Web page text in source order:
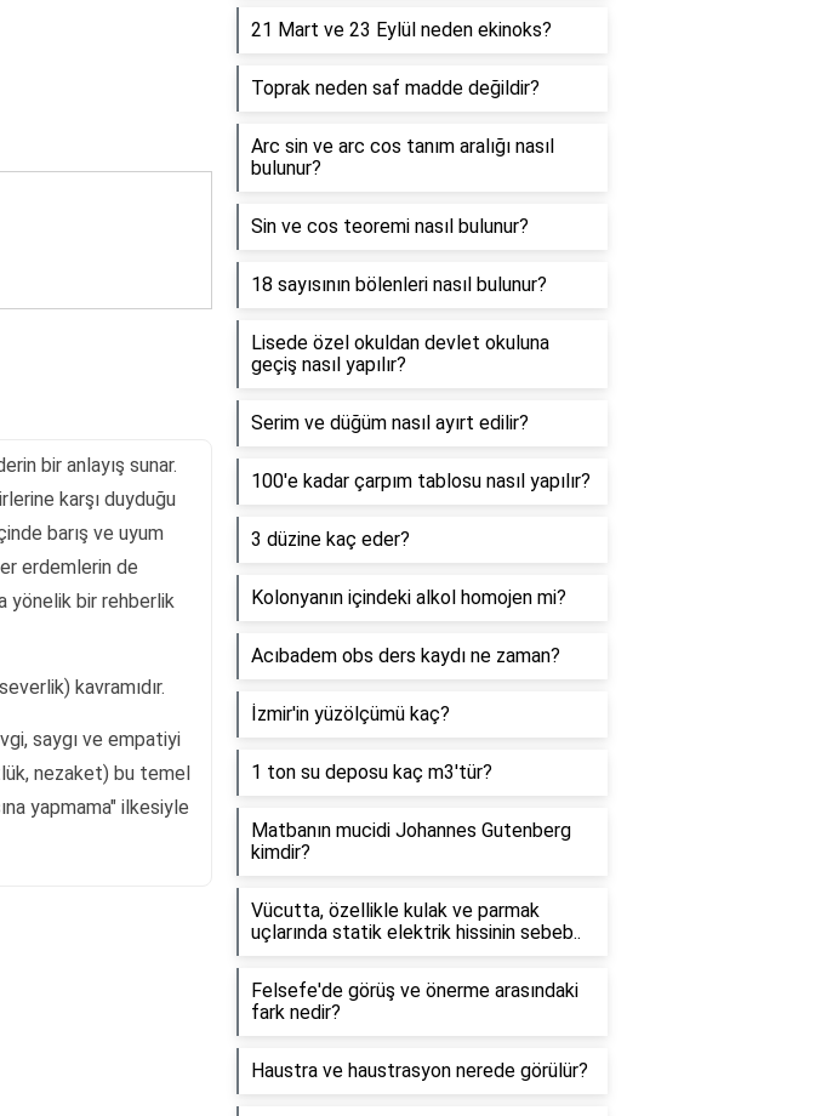
bir anlayış sunar.
karşı duyduğu
barış ve uyum
erdemlerin de
yönelik bir rehberlik
kavramıdır.
saygı ve empatiyi
nezaket) bu temel
yapmama" ilkesiyle
21 Mart ve 23 Eylül neden ekinoks?
Toprak neden saf madde değildir?
Arc sin ve arc cos tanım aralığı nasıl
bulunur?
Sin ve cos teoremi nasıl bulunur?
18 sayısının bölenleri nasıl bulunur?
Lisede özel okuldan devlet okuluna
geçiş nasıl yapılır?
Serim ve düğüm nasıl ayırt edilir?
100'e kadar çarpım tablosu nasıl yapılır?
3 düzine kaç eder?
Kolonyanın içindeki alkol homojen mi?
Acıbadem obs ders kaydı ne zaman?
İzmir'in yüzölçümü kaç?
1 ton su deposu kaç m3'tür?
Matbanın mucidi Johannes Gutenberg
kimdir?
Vücutta, özellikle kulak ve parmak
uçlarında statik elektrik hissinin sebeb..
Felsefe'de görüş ve önerme arasındaki
fark nedir?
Haustra ve haustrasyon nerede görülür?